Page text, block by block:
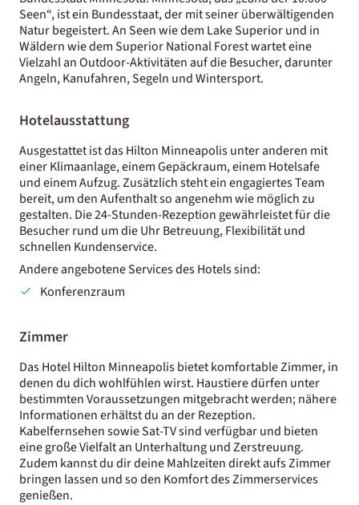
Seen“, ist ein Bundesstaat, der mit seiner überwältigenden
Natur begeistert. An Seen wie dem Lake Superior und in
Wäldern wie dem Superior National Forest wartet eine
Vielzahl an Outdoor-Aktivitäten auf die Besucher, darunter
Angeln, Kanufahren, Segeln und Wintersport.
Hotelausstattung
Ausgestattet ist das Hilton Minneapolis unter anderen mit
einer Klimaanlage, einem Gepäckraum, einem Hotelsafe
und einem Aufzug. Zusätzlich steht ein engagiertes Team
bereit, um den Aufenthalt so angenehm wie möglich zu
gestalten. Die 24-Stunden-Rezeption gewährleistet für die
Besucher rund um die Uhr Betreuung, Flexibilität und
schnellen Kundenservice.
Andere angebotene Services des Hotels sind:
Konferenzraum
Zimmer
Das Hotel Hilton Minneapolis bietet komfortable Zimmer, in
denen du dich wohlfühlen wirst. Haustiere dürfen unter
bestimmten Voraussetzungen mitgebracht werden; nähere
Informationen erhältst du an der Rezeption.
Kabelfernsehen sowie Sat-TV sind verfügbar und bieten
eine große Vielfalt an Unterhaltung und Zerstreuung.
Zudem kannst du dir deine Mahlzeiten direkt aufs Zimmer
bringen lassen und so den Komfort des Zimmerservices
genießen.